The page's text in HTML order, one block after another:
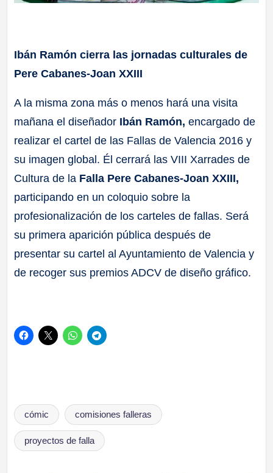
Ibán Ramón cierra las jornadas culturales de
Pere Cabanes-Joan XXIII
A la misma zona más o menos hará una visita
mañana el diseñador Ibán Ramón, encargado de
realizar el cartel de las Fallas de Valencia 2016 y
su imagen global. Él cerrará las VIII Xarrades de
Cultura de la Falla Pere Cabanes-Joan XXIII,
participando en un coloquio sobre la
profesionalización de los carteles de fallas. Será
su primera aparición pública después de
presentar su cartel al Ayuntamiento de Valencia y
de recoger sus premios ADCV de diseño gráfico.
Etiquetas:
cómic comisiones falleras
proyectos de falla